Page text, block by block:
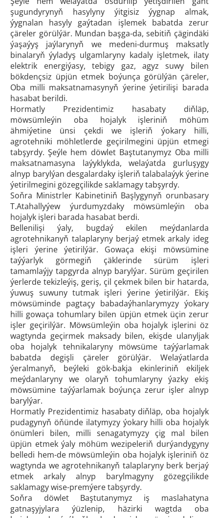
şugundyrynyň hasylyny ýitgisiz ýygnap almak,
ýygnalan hasyly gaýtadan işlemek babatda zerur
çäreler görülýär. Mundan başga-da, sebitiň çägindäki
ýaşaýyş jaýlarynyň we medeni-durmuş maksatly
binalaryň ýyladyş ulgamlaryny kadaly işletmek, ilaty
elektrik energiýasy, tebigy gaz, agyz suwy bilen
bökdençsiz üpjün etmek boýunça görülýän çäreler,
Oba milli maksatnamasynyň ýerine ýetirilişi barada
hasabat berildi.
Hormatly Prezidentimiz hasabaty diňläp,
möwsümleýin oba hojalyk işleriniň möhüm
ähmiýetine ünsi çekdi we işleriň ýokary hilli,
agrotehniki möhletlerde geçirilmegini üpjün etmegi
tabşyrdy. Şeýle hem döwlet Baştutanymyz Oba milli
maksatnamasyna laýyklykda, welaýatda gurluşygy
alnyp barylýan desgalardaky işleriň talabalaýyk ýerine
ýetirilmegini gözegçilikde saklamagy tabşyrdy.
Soňra Ministrler Kabinetiniň Başlygynyň orunbasary
T.Atahallyýew ýurdumyzdaky möwsümleýin oba
hojalyk işleri barada hasabat berdi.
Bellenilişi ýaly, bugdaý ekilen meýdanlarda
agrotehnikanyň talaplaryny berjaý etmek arkaly ideg
işleri ýerine ýetirilýär. Gowaça ekişi möwsümine
taýýarlyk görmegiň çäklerinde sürüm işleri
tamamlaýjy tapgyrda alnyp barylýar. Sürüm geçirilen
ýerlerde tekizleýiş, geriş, çil çekmek bilen bir hatarda,
ýuwuş suwuny tutmak işleri ýerine ýetirilýär. Ekiş
möwsüminde pagtaçy babadaýhanlarymyzy ýokary
hilli gowaça tohumlary bilen üpjün etmek üçin zerur
işler geçirilýär. Möwsümleýin oba hojalyk işlerini öz
wagtynda geçirmek maksady bilen, ekişde ulanyljak
oba hojalyk tehnikalaryny möwsüme taýýarlamak
babatda degişli çäreler görülýär. Welaýatlarda
ýeralmanyň, beýleki gök-bakja ekinleriniň ekiljek
meýdanlaryny we olaryň tohumlaryny ýazky ekiş
möwsümine taýýarlamak boýunça zerur işler alnyp
barylýar.
Hormatly Prezidentimiz hasabaty diňläp, oba hojalyk
pudagynyň öňünde ilatymyzy ýokary hilli oba hojalyk
önümleri bilen, milli senagatymyzy çig mal bilen
üpjün etmek ýaly möhüm wezipeleriň durýandygyny
belledi hem-de möwsümleýin oba hojalyk işleriniň öz
wagtynda we agrotehnikanyň talaplaryny berk berjaý
etmek arkaly alnyp barylmagyny gözegçilikde
saklamagy wise-premýere tabşyrdy.
Soňra döwlet Baştutanymyz iş maslahatyna
gatnaşyjylara ýüzlenip, häzirki wagtda oba